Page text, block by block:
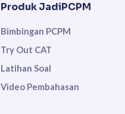
Produk JadiPCPM
Bimbingan PCPM
Try Out CAT
Latihan Soal
Video Pembahasan